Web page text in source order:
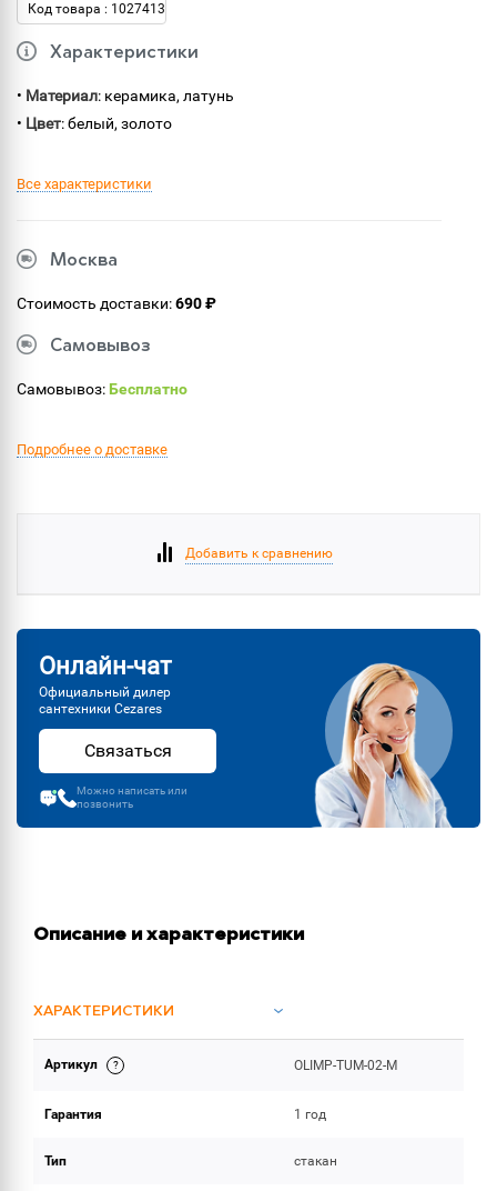
Код товара : 1027413
Характеристики
• Материал: керамика, латунь
• Цвет: белый, золото
Все характеристики
Москва
Стоимость доставки:690 ₽
Самовывоз
Самовывоз:Бесплатно
Подробнее о доставке
Добавить к сравнению
Онлайн-чат
Официальный дилер
сантехники Cezares
Связаться
Можно написать или
позвонить
Описание и характеристики
ХАРАКТЕРИСТИКИ
ОБЪЕМ ПОСТАВКИ
Артикул OLIMP-TUM-02-M
Гарантия 1 год
Тип стакан